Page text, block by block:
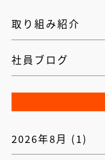
取り組み紹介
社員ブログ
2026年8月 (1)